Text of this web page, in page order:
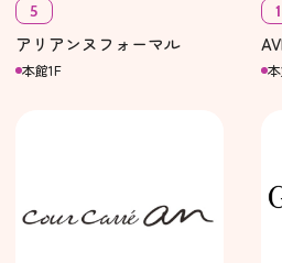
5
アリアンヌフォーマル
本館1F